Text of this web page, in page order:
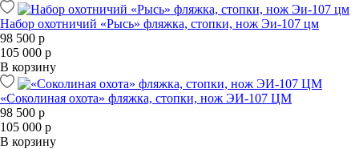
Набор охотничий «Рысь» фляжка, стопки, нож Эи-107 цм
98 500 р
105 000 р
В корзину
«Соколиная охота» фляжка, стопки, нож ЭИ-107 ЦМ
98 500 р
105 000 р
В корзину